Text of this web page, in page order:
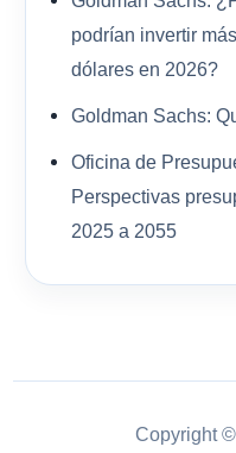
podrían invertir
dólares en 2026?
Goldman Sachs:
Oficina de
Perspectivas
2025 a 2055
Copyright